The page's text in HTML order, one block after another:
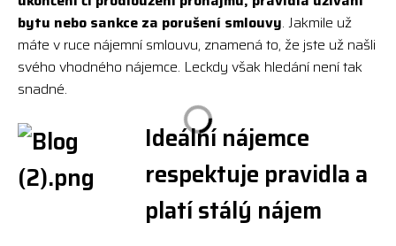
bytu nebo sankce za porušení smlouvy. Jakmile už
máte v ruce nájemní smlouvu, znamená to, že jste už našli
svého vhodného nájemce. Leckdy však hledání není tak
snadné.
Ideální nájemce
respektuje pravidla a
platí stálý nájem